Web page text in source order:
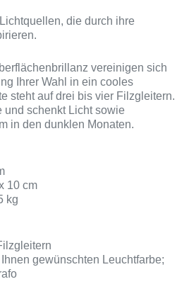
die durch ihre
vereinigen sich
Ihrer Wahl in ein cooles
steht auf drei bis vier Filzgleitern.
und schenkt Licht sowie
in den dunklen Monaten.
10 cm
kg
gewünschten Leuchtfarbe;